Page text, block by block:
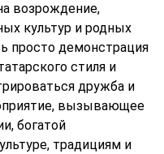
возрождение,
культур и родных
просто демонстрация
стиля и
дружба и
вызывающее
богатой
традициям и